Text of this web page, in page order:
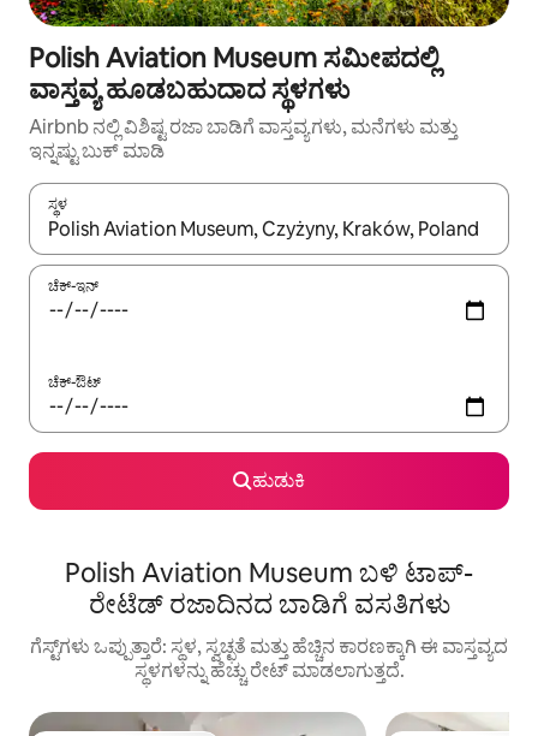
Polish Aviation Museum ಸಮೀಪದಲ್ಲಿ
ವಾಸ್ತವ್ಯ ಹೂಡಬಹುದಾದ ಸ್ಥಳಗಳು
Airbnb ನಲ್ಲಿ ವಿಶಿಷ್ಟ ರಜಾ ಬಾಡಿಗೆ ವಾಸ್ತವ್ಯಗಳು, ಮನೆಗಳು ಮತ್ತು
ಇನ್ನಷ್ಟು ಬುಕ್ ಮಾಡಿ
ಸ್ಥಳ
ಫಲಿತಾಂಶಗಳು ಲಭ್ಯವಿರುವಾಗ, ಅಪ್ ಮತ್ತು ಡೌನ್ ಬಾಣದ ಕೀಲಿಗಳೊಂದಿಗೆ
ಚೆಕ್-ಇನ್
ಚೆಕ್-ಔಟ್
ಹುಡುಕಿ
Polish Aviation Museum ಬಳಿ ಟಾಪ್-
ರೇಟೆಡ್ ರಜಾದಿನದ ಬಾಡಿಗೆ ವಸತಿಗಳು
ಗೆಸ್ಟ್‌ಗಳು ಒಪ್ಪುತ್ತಾರೆ: ಸ್ಥಳ, ಸ್ವಚ್ಛತೆ ಮತ್ತು ಹೆಚ್ಚಿನ ಕಾರಣಕ್ಕಾಗಿ ಈ ವಾಸ್ತವ್ಯದ
ಸ್ಥಳಗಳನ್ನು ಹೆಚ್ಚು ರೇಟ್ ಮಾಡಲಾಗುತ್ತದೆ.